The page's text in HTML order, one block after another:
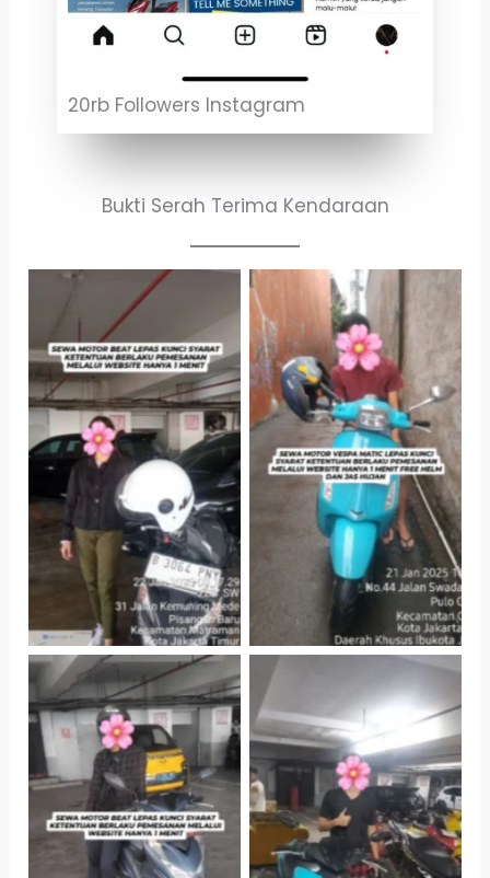
20rb Followers Instagram
Bukti Serah Terima Kendaraan
Cityplaza
Jatinegara Gedung
Parkir P6A
Antar Jemput
Kendaraan
Cityplaza
Jatinegara Gedung
Cityplaza
Jatinegara Gedung